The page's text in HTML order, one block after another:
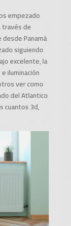
empezado
través de
Panamá
siguiendo
excelente, la
iluminación
ver como
del Atlantico
cuantos 3d,